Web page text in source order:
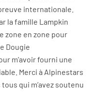
internationale.
la famille Lampkin
zone en zone pour
Dougie
m’avoir fourni une
Merci à Alpinestars
qui m’avez soutenu